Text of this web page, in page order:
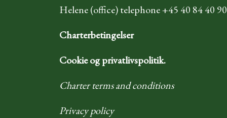
Helene (office) telephone +45 40 84 40
Charterbetingelser
Cookie og privatlivspolitik.
Charter terms and conditions
Privacy policy